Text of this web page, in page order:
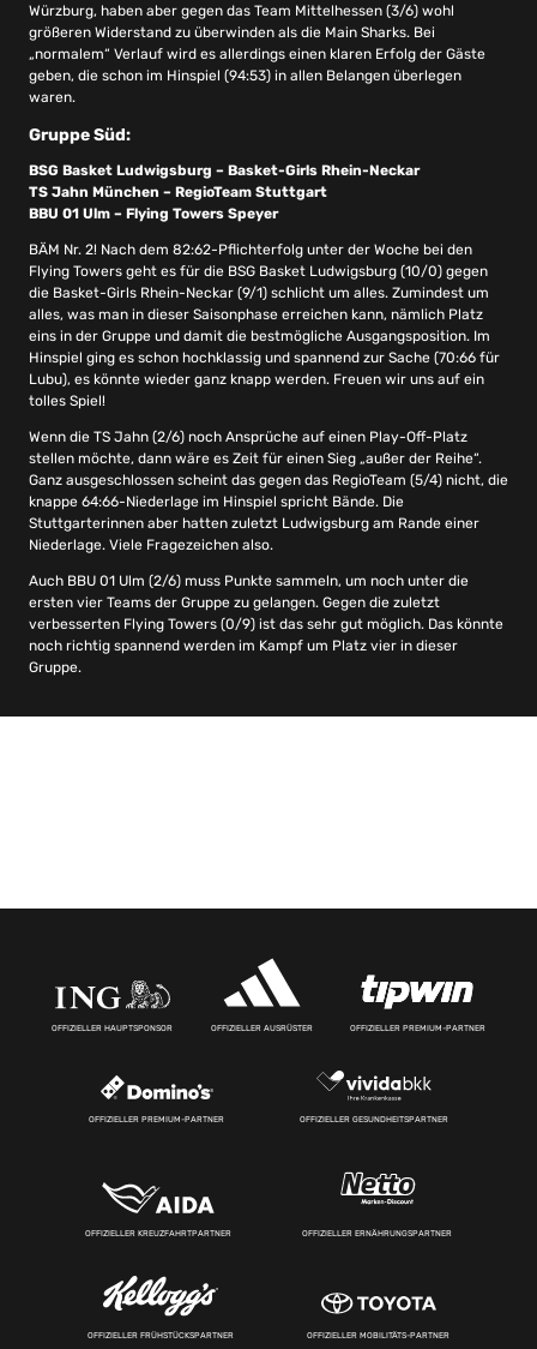
Würzburg, haben aber gegen das Team Mittelhessen (3/6) wohl
größeren Widerstand zu überwinden als die Main Sharks. Bei
„normalem“ Verlauf wird es allerdings einen klaren Erfolg der Gäste
geben, die schon im Hinspiel (94:53) in allen Belangen überlegen
waren.
Gruppe Süd:
BSG Basket Ludwigsburg – Basket-Girls Rhein-Neckar
TS Jahn München – RegioTeam Stuttgart
BBU 01 Ulm – Flying Towers Speyer
BÄM Nr. 2! Nach dem 82:62-Pflichterfolg unter der Woche bei den
Flying Towers geht es für die BSG Basket Ludwigsburg (10/0) gegen
die Basket-Girls Rhein-Neckar (9/1) schlicht um alles. Zumindest um
alles, was man in dieser Saisonphase erreichen kann, nämlich Platz
eins in der Gruppe und damit die bestmögliche Ausgangsposition. Im
Hinspiel ging es schon hochklassig und spannend zur Sache (70:66 für
Lubu), es könnte wieder ganz knapp werden. Freuen wir uns auf ein
tolles Spiel!
Wenn die TS Jahn (2/6) noch Ansprüche auf einen Play-Off-Platz
stellen möchte, dann wäre es Zeit für einen Sieg „außer der Reihe“.
Ganz ausgeschlossen scheint das gegen das RegioTeam (5/4) nicht, die
knappe 64:66-Niederlage im Hinspiel spricht Bände. Die
Stuttgarterinnen aber hatten zuletzt Ludwigsburg am Rande einer
Niederlage. Viele Fragezeichen also.
Auch BBU 01 Ulm (2/6) muss Punkte sammeln, um noch unter die
ersten vier Teams der Gruppe zu gelangen. Gegen die zuletzt
verbesserten Flying Towers (0/9) ist das sehr gut möglich. Das könnte
noch richtig spannend werden im Kampf um Platz vier in dieser
Gruppe.
OFFIZIELLER HAUPTSPONSOR OFFIZIELLER AUSRÜSTER OFFIZIELLER PREMIUM-PARTNER
OFFIZIELLER PREMIUM-PARTNER OFFIZIELLER GESUNDHEITSPARTNER
OFFIZIELLER KREUZFAHRTPARTNER OFFIZIELLER ERNÄHRUNGSPARTNER
OFFIZIELLER FRÜHSTÜCKSPARTNER OFFIZIELLER MOBILITÄTS-PARTNER